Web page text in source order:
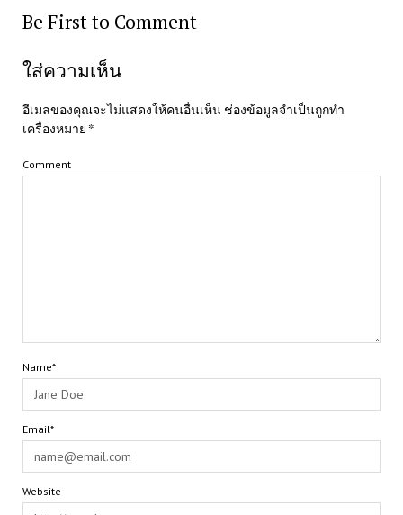
Be First to Comment
ใส่ความเห็น
อีเมลของคุณจะไม่แสดงให้คนอื่นเห็น ช่องข้อมูลจำเป็นถูกทำ
เครื่องหมาย *
Comment
Name*
Email*
Website